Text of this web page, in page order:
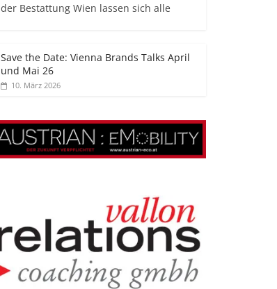
der Bestattung Wien lassen sich alle
Save the Date: Vienna Brands Talks April
und Mai 26
10. März 2026